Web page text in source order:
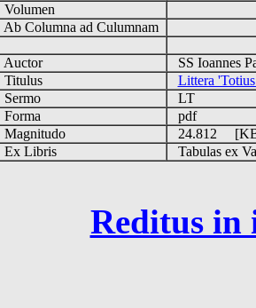
Volumen
Ab Columna ad Culumnam
Auctor
SS Ioannes
Titulus
Littera
Sermo
LT
Forma
pdf
Magnitudo
24.812
Ex Libris
Tabulas ex
Reditus in